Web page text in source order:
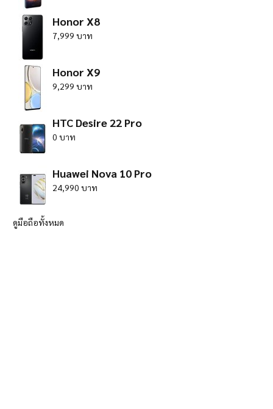
Honor X8
7,999 บาท
Honor X9
9,299 บาท
HTC Desire 22 Pro
0 บาท
Huawei Nova 10 Pro
24,990 บาท
ดูมือถือทั้งหมด